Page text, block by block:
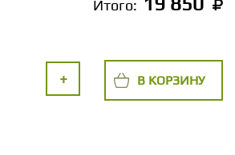
Итого:
+ В КОРЗИНУ